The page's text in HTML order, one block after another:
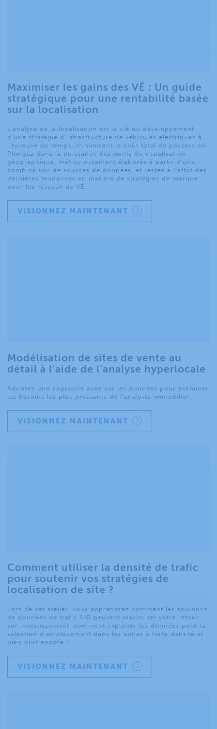
Maximiser les gains des VÉ : Un guide
stratégique pour une rentabilité basée
sur la localisation
L’analyse de la localisation est la clé du développement
d’une stratégie d’infrastructure de véhicules électriques à
l’épreuve du temps, minimisant le coût total de possession.
Plongez dans la puissance des outils de visualisation
géographique, méticuleusement élaborés à partir d’une
combinaison de sources de données, et restez à l’affût des
dernières tendances en matière de stratégies de marque
pour les réseaux de VÉ.
VISIONNEZ MAINTENANT
Modélisation de sites de vente au
détail à l’aide de l’analyse hyperlocale
Adoptez une approche axée sur les données pour examiner
les besoins les plus pressants de l’analyste immobilier.
VISIONNEZ MAINTENANT
Comment utiliser la densité de trafic
pour soutenir vos stratégies de
localisation de site ?
Lors de cet atelier, vous apprendrez comment les solutions
de données de trafic SIG peuvent maximiser votre retour
sur investissement, comment exploiter les données pour la
sélection d’emplacement dans les zones à forte densité et
bien plus encore !
VISIONNEZ MAINTENANT